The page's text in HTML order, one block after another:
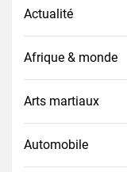
Actualité
Afrique & monde
Arts martiaux
Automobile